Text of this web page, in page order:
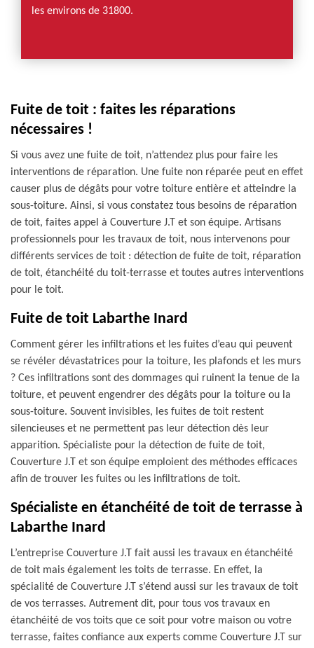
les environs de 31800.
Fuite de toit : faites les réparations
nécessaires !
Si vous avez une fuite de toit, n’attendez plus pour faire les
interventions de réparation. Une fuite non réparée peut en effet
causer plus de dégâts pour votre toiture entière et atteindre la
sous-toiture. Ainsi, si vous constatez tous besoins de réparation
de toit, faites appel à Couverture J.T et son équipe. Artisans
professionnels pour les travaux de toit, nous intervenons pour
différents services de toit : détection de fuite de toit, réparation
de toit, étanchéité du toit-terrasse et toutes autres interventions
pour le toit.
Fuite de toit Labarthe Inard
Comment gérer les infiltrations et les fuites d’eau qui peuvent
se révéler dévastatrices pour la toiture, les plafonds et les murs
? Ces infiltrations sont des dommages qui ruinent la tenue de la
toiture, et peuvent engendrer des dégâts pour la toiture ou la
sous-toiture. Souvent invisibles, les fuites de toit restent
silencieuses et ne permettent pas leur détection dès leur
apparition. Spécialiste pour la détection de fuite de toit,
Couverture J.T et son équipe emploient des méthodes efficaces
afin de trouver les fuites ou les infiltrations de toit.
Spécialiste en étanchéité de toit de terrasse à
Labarthe Inard
L’entreprise Couverture J.T fait aussi les travaux en étanchéité
de toit mais également les toits de terrasse. En effet, la
spécialité de Couverture J.T s’étend aussi sur les travaux de toit
de vos terrasses. Autrement dit, pour tous vos travaux en
étanchéité de vos toits que ce soit pour votre maison ou votre
terrasse, faites confiance aux experts comme Couverture J.T sur